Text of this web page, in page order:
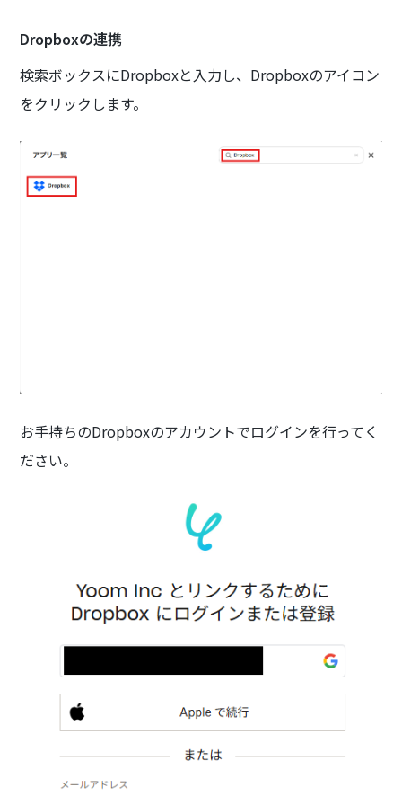
Dropboxの連携
検索ボックスにDropboxと入力し、Dropboxのアイコン
をクリックします。
お手持ちのDropboxのアカウントでログインを行ってく
ださい。